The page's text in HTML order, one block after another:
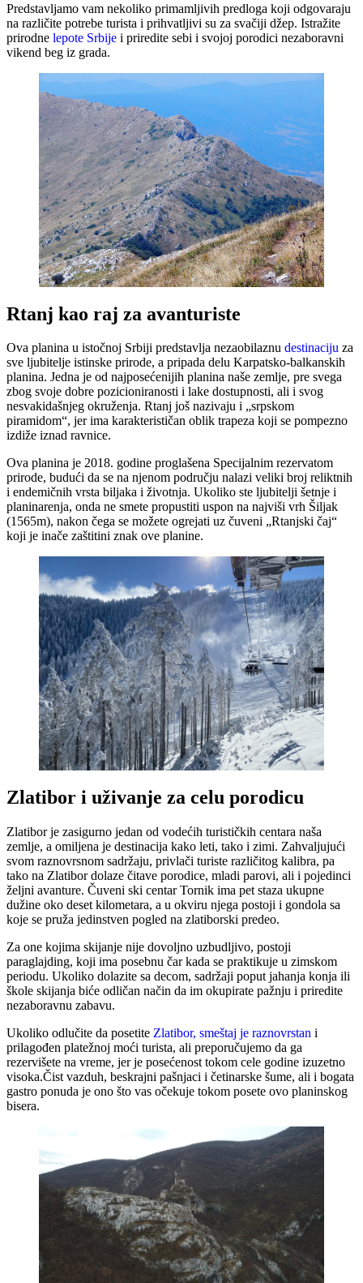
Predstavljamo vam nekoliko primamljivih predloga koji odgovaraju
na različite potrebe turista i prihvatljivi su za svačiji džep. Istražite
prirodne lepote Srbije i priredite sebi i svojoj porodici nezaboravni
vikend beg iz grada.
Rtanj kao raj za avanturiste
Ova planina u istočnoj Srbiji predstavlja nezaobilaznu destinaciju za
sve ljubitelje istinske prirode, a pripada delu Karpatsko-balkanskih
planina. Jedna je od najposećenijih planina naše zemlje, pre svega
zbog svoje dobre pozicioniranosti i lake dostupnosti, ali i svog
nesvakidašnjeg okruženja. Rtanj još nazivaju i „srpskom
piramidom“, jer ima karakterističan oblik trapeza koji se pompezno
izdiže iznad ravnice.
Ova planina je 2018. godine proglašena Specijalnim rezervatom
prirode, budući da se na njenom području nalazi veliki broj reliktnih
i endemičnih vrsta biljaka i životnja. Ukoliko ste ljubitelji šetnje i
planinarenja, onda ne smete propustiti uspon na najviši vrh Šiljak
(1565m), nakon čega se možete ogrejati uz čuveni „Rtanjski čaj“
koji je inače zaštitini znak ove planine.
Zlatibor i uživanje za celu porodicu
Zlatibor je zasigurno jedan od vodećih turističkih centara naša
zemlje, a omiljena je destinacija kako leti, tako i zimi. Zahvaljujući
svom raznovrsnom sadržaju, privlači turiste različitog kalibra, pa
tako na Zlatibor dolaze čitave porodice, mladi parovi, ali i pojedinci
željni avanture. Čuveni ski centar Tornik ima pet staza ukupne
dužine oko deset kilometara, a u okviru njega postoji i gondola sa
koje se pruža jedinstven pogled na zlatiborski predeo.
Za one kojima skijanje nije dovoljno uzbudljivo, postoji
paraglajding, koji ima posebnu čar kada se praktikuje u zimskom
periodu. Ukoliko dolazite sa decom, sadržaji poput jahanja konja ili
škole skijanja biće odličan način da im okupirate pažnju i priredite
nezaboravnu zabavu.
Ukoliko odlučite da posetite Zlatibor, smeštaj je raznovrstan i
prilagođen platežnoj moći turista, ali preporučujemo da ga
rezervišete na vreme, jer je posećenost tokom cele godine izuzetno
visoka.Čist vazduh, beskrajni pašnjaci i četinarske šume, ali i bogata
gastro ponuda je ono što vas očekuje tokom posete ovo planinskog
bisera.